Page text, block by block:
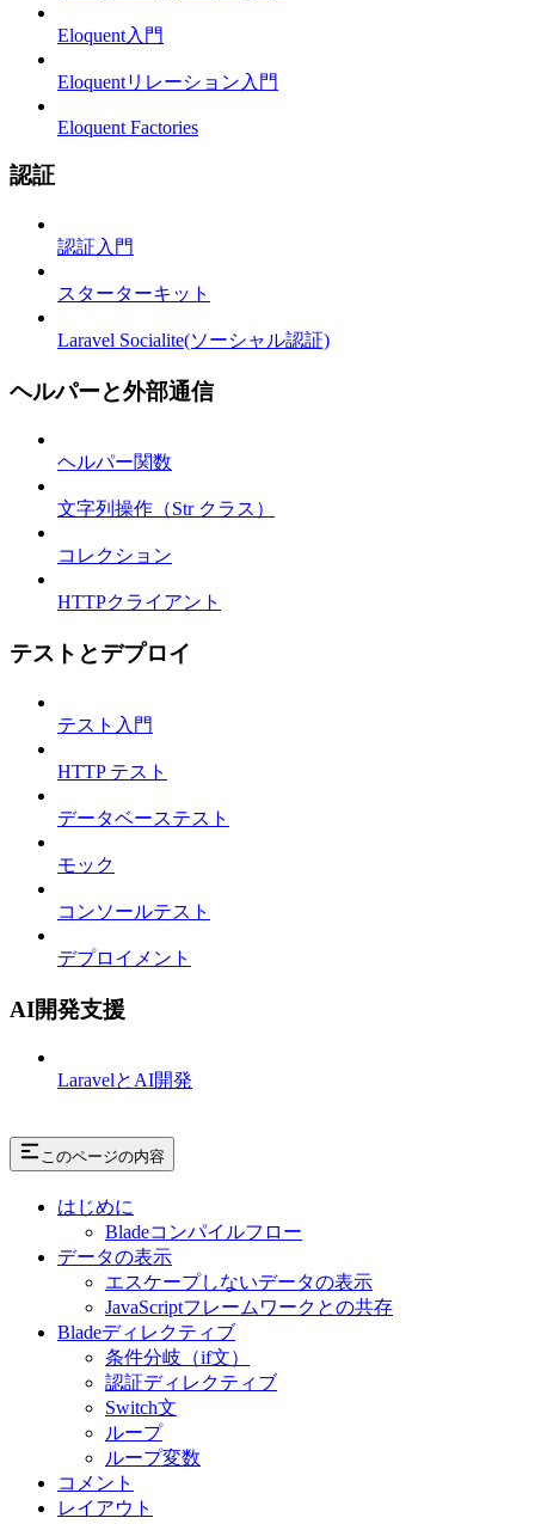
Eloquent入門
Eloquentリレーション入門
Eloquent Factories
認証
認証入門
スターターキット
Laravel Socialite(ソーシャル認証)
ヘルパーと外部通信
ヘルパー関数
文字列操作（Str クラス）
コレクション
HTTPクライアント
テストとデプロイ
テスト入門
HTTP テスト
データベーステスト
モック
コンソールテスト
デプロイメント
AI開発支援
LaravelとAI開発
このページの内容
はじめに
Bladeコンパイルフロー
データの表示
エスケープしないデータの表示
JavaScriptフレームワークとの共存
Bladeディレクティブ
条件分岐（if文）
認証ディレクティブ
Switch文
ループ
ループ変数
コメント
レイアウト